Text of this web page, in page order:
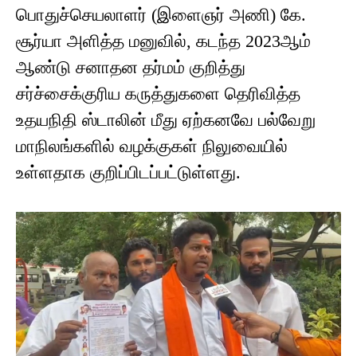
பொதுச்செயலாளர் (இளைஞர் அணி) கே.
சூர்யா அளித்த மனுவில், கடந்த 2023ஆம்
ஆண்டு சனாதன தர்மம் குறித்து
சர்ச்சைக்குரிய கருத்துகளை தெரிவித்த
உதயநிதி ஸ்டாலின் மீது ஏற்கனவே பல்வேறு
மாநிலங்களில் வழக்குகள் நிலுவையில்
உள்ளதாக குறிப்பிடப்பட்டுள்ளது.